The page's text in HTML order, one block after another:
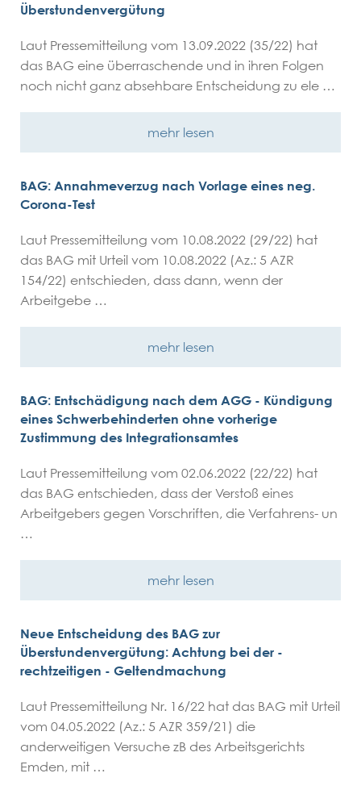
Überstundenvergütung
Laut Pressemitteilung vom 13.09.2022 (35/22) hat
das BAG eine überraschende und in ihren Folgen
noch nicht ganz absehbare Entscheidung zu ele …
mehr lesen
BAG: Annahmeverzug nach Vorlage eines neg.
Corona-Test
Laut Pressemitteilung vom 10.08.2022 (29/22) hat
das BAG mit Urteil vom 10.08.2022 (Az.: 5 AZR
154/22) entschieden, dass dann, wenn der
Arbeitgebe …
mehr lesen
BAG: Entschädigung nach dem AGG - Kündigung
eines Schwerbehinderten ohne vorherige
Zustimmung des Integrationsamtes
Laut Pressemitteilung vom 02.06.2022 (22/22) hat
das BAG entschieden, dass der Verstoß eines
Arbeitgebers gegen Vorschriften, die Verfahrens- un
…
mehr lesen
Neue Entscheidung des BAG zur
Überstundenvergütung: Achtung bei der -
rechtzeitigen - Geltendmachung
Laut Pressemitteilung Nr. 16/22 hat das BAG mit Urteil
vom 04.05.2022 (Az.: 5 AZR 359/21) die
anderweitigen Versuche zB des Arbeitsgerichts
Emden, mit …